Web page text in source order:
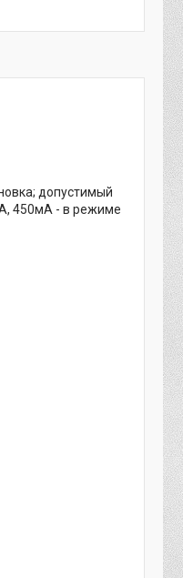
допустимый
450мА - в режиме